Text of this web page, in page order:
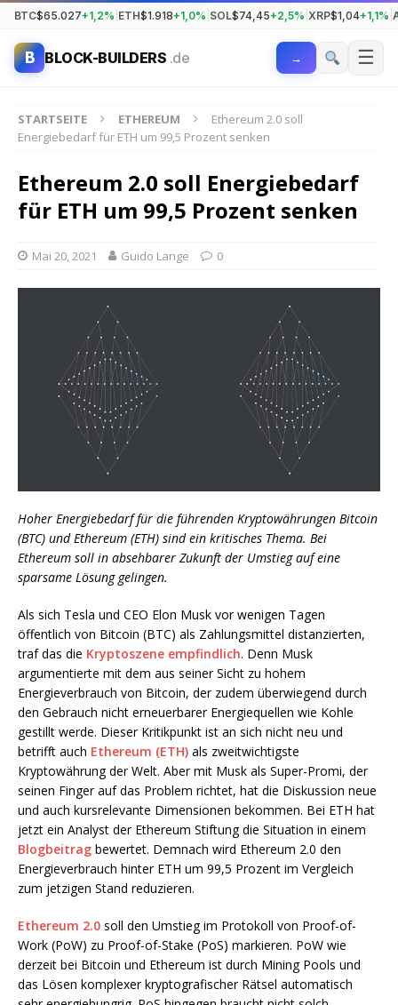
BTC$65.027+1,2% ETH$1.918+1,0% SOL$74,45+2,5% XRP$1,04+1,1%
B BLOCK-BUILDERS .de → ☰
STARTSEITE ETHEREUM
Ethereum 2.0 soll
Energiebedarf für ETH um 99,5 Prozent senken
Ethereum 2.0 soll Energiebedarf
für ETH um 99,5 Prozent senken
Mai 20, 2021 Guido Lange 0
Hoher Energiebedarf für die führenden Kryptowährungen Bitcoin
(BTC) und Ethereum (ETH) sind ein kritisches Thema. Bei
Ethereum soll in absehbarer Zukunft der Umstieg auf eine
sparsame Lösung gelingen.
Als sich Tesla und CEO Elon Musk vor wenigen Tagen
öffentlich von Bitcoin (BTC) als Zahlungsmittel distanzierten,
traf das die Kryptoszene empfindlich. Denn Musk
argumentierte mit dem aus seiner Sicht zu hohem
Energieverbrauch von Bitcoin, der zudem überwiegend durch
den Gebrauch nicht erneuerbarer Energiequellen wie Kohle
gestillt werde. Dieser Kritikpunkt ist an sich nicht neu und
betrifft auch Ethereum (ETH) als zweitwichtigste
Kryptowährung der Welt. Aber mit Musk als Super-Promi, der
seinen Finger auf das Problem richtet, hat die Diskussion neue
und auch kursrelevante Dimensionen bekommen. Bei ETH hat
jetzt ein Analyst der Ethereum Stiftung die Situation in einem
Blogbeitrag bewertet. Demnach wird Ethereum 2.0 den
Energieverbrauch hinter ETH um 99,5 Prozent im Vergleich
zum jetzigen Stand reduzieren.
Ethereum 2.0 soll den Umstieg im Protokoll von Proof-of-
Work (PoW) zu Proof-of-Stake (PoS) markieren. PoW wie
derzeit bei Bitcoin und Ethereum ist durch Mining Pools und
das Lösen komplexer kryptografischer Rätsel automatisch